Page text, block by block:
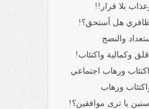
بلا قرار!!
هل أستحق؟!
والنضج
وكمالية واكتئاب!
ورهاب اجتماعي
ورهاب